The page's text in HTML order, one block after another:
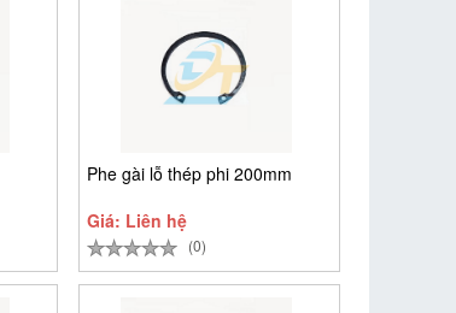
Phe gài lỗ thép phi 200mm
Giá: Liên hệ
(0)